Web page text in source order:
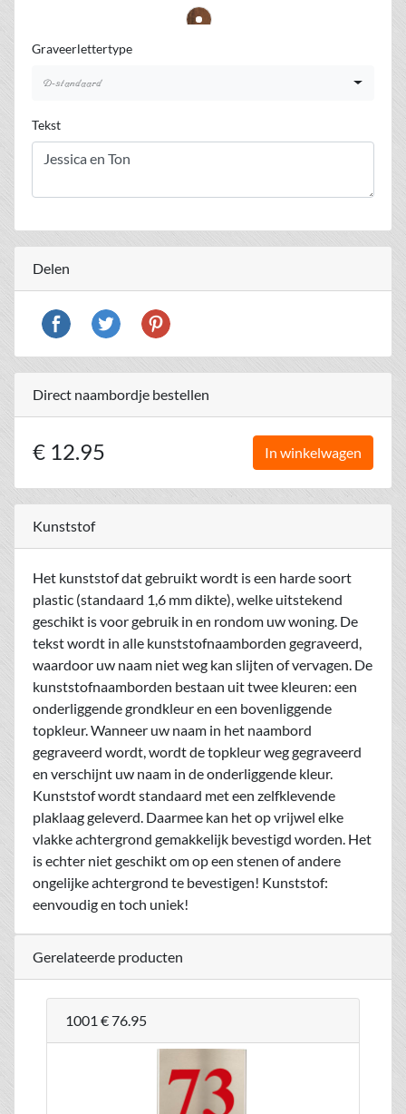
Graveerlettertype
D-standaard
Tekst
Delen
Direct naambordje bestellen
€ 12.95 In winkelwagen
Kunststof
Het kunststof dat gebruikt wordt is een harde soort
plastic (standaard 1,6 mm dikte), welke uitstekend
geschikt is voor gebruik in en rondom uw woning. De
tekst wordt in alle kunststofnaamborden gegraveerd,
waardoor uw naam niet weg kan slijten of vervagen. De
kunststofnaamborden bestaan uit twee kleuren: een
onderliggende grondkleur en een bovenliggende
topkleur. Wanneer uw naam in het naambord
gegraveerd wordt, wordt de topkleur weg gegraveerd
en verschijnt uw naam in de onderliggende kleur.
Kunststof wordt standaard met een zelfklevende
plaklaag geleverd. Daarmee kan het op vrijwel elke
vlakke achtergrond gemakkelijk bevestigd worden. Het
is echter niet geschikt om op een stenen of andere
ongelijke achtergrond te bevestigen! Kunststof:
eenvoudig en toch uniek!
Gerelateerde producten
1001 € 76.95